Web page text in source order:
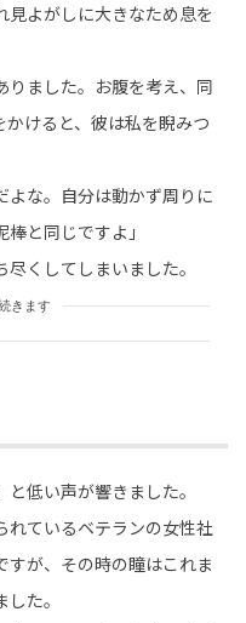
見よがしに大きなため息を
りました。お腹を考え、同
けると、彼は私を睨みつ
な。自分は動かず周りに
と同じですよ」
くしてしまいました。
きます
低い声が響きました。
れているベテランの女性社
すが、その時の瞳はこれま
た。